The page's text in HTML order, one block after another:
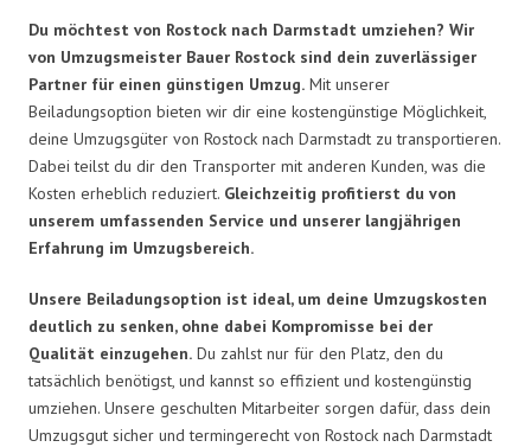
Du möchtest von Rostock nach Darmstadt umziehen? Wir
von Umzugsmeister Bauer Rostock sind dein zuverlässiger
Partner für einen günstigen Umzug. Mit unserer
Beiladungsoption bieten wir dir eine kostengünstige Möglichkeit,
deine Umzugsgüter von Rostock nach Darmstadt zu transportieren.
Dabei teilst du dir den Transporter mit anderen Kunden, was die
Kosten erheblich reduziert. Gleichzeitig profitierst du von
unserem umfassenden Service und unserer langjährigen
Erfahrung im Umzugsbereich.
Unsere Beiladungsoption ist ideal, um deine Umzugskosten
deutlich zu senken, ohne dabei Kompromisse bei der
Qualität einzugehen. Du zahlst nur für den Platz, den du
tatsächlich benötigst, und kannst so effizient und kostengünstig
umziehen. Unsere geschulten Mitarbeiter sorgen dafür, dass dein
Umzugsgut sicher und termingerecht von Rostock nach Darmstadt